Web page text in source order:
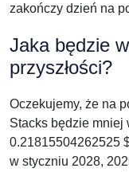
zakończy dzień na
Jaka będzie
przyszłości?
Oczekujemy, że na
Stacks będzie mniej
0.21815504262525
w styczniu 2028,